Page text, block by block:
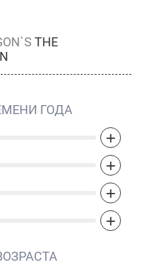
THE
ГОДА
+
+
+
+